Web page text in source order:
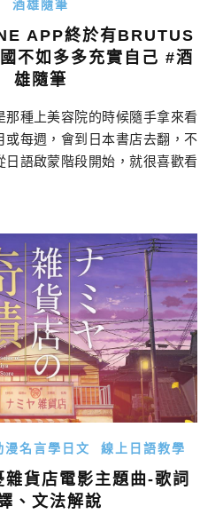
酒雄隨筆
APP終於有BRUTUS
不如多多充實自己 #酒
雄隨筆
那種上美容院的時候隨手拿來看
或每週，會到日本書店去翻，不
日語啟蒙階段開始，就很喜歡看
少年的我，還到漫畫便利屋訂
版的幾本特刊號之外，我於201
日雜了。好處有三： 1. APP […]
漫名言學日文 線上日語教學
貨店電影主題曲-歌詞
、文法解說